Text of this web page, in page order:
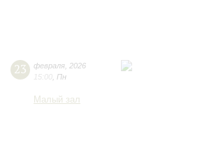
23 февраля 2026
15:00 Пн
Малый зал